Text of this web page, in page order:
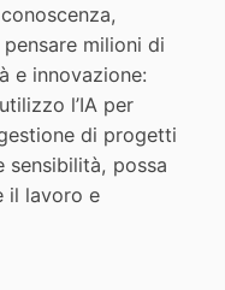
milioni di
e innovazione:
l’IA per
di progetti
sensibilità, possa
il lavoro e